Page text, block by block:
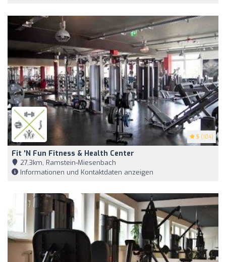
5 (104)
Fit 'n Fun Fitness & Health Center
27,3km, Ramstein-Miesenbach
Informationen und Kontaktdaten anzeigen